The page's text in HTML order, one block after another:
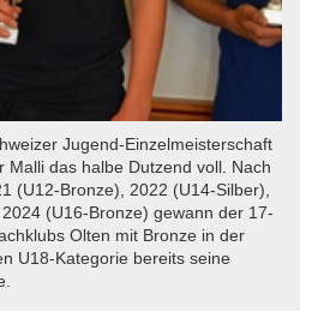
Jugend-Einzelmeisterschaft
Malli das halbe Dutzend voll. Nach
(U12-Bronze), 2022 (U14-Silber),
(U16-Bronze) gewann der 17-
Olten mit Bronze in der
U18-Kategorie bereits seine